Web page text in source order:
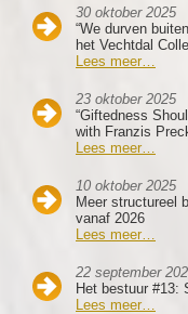
30 oktober 2025
“We durven
het Vechtdal
Lees meer…
23 oktober 2025
“Giftedness
with Franzis
Lees meer…
10 oktober 2025
Meer structureel
vanaf 2026
Lees meer…
22 september
Het bestuur #13:
Lees meer…